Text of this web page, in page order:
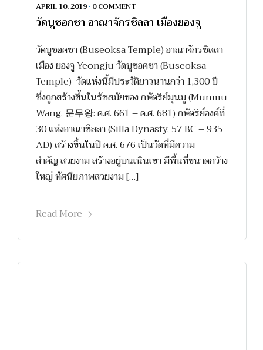
APRIL 10, 2019 • 0 COMMENT
วัดบูซอกซา อาณาจักรซิลลา เมืองยองจู
วัดบูซอคซา (Buseoksa Temple) อาณาจักรซิลลา
เมือง ยองจู Yeongju วัดบูซอคซา (Buseoksa
Temple) วัดแห่งนี้มีประวัติยาวนานกว่า 1,300 ปี
ซึ่งถูกสร้างขึ้นในรัชสมัยของ กษัตริย์มุนมู (Munmu
Wang, 문무왕: ค.ศ. 661 – ค.ศ. 681) กษัตริย์องค์ที่
30 แห่งอาณาชิลลา (Silla Dynasty, 57 BC – 935
AD) สร้างขึ้นในปี ค.ศ. 676 เป็นวัดที่มีความ
สำคัญ สวยงาม สร้างอยู่บนเนินเขา มีพื้นที่ขนาดกว้าง
ใหญ่ ทัศนียภาพสวยงาม […]
Read More